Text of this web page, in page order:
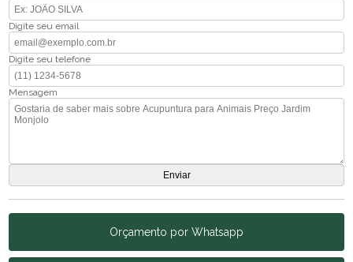
Digite seu email
Digite seu telefone
Mensagem
Orçamento por Whatsapp